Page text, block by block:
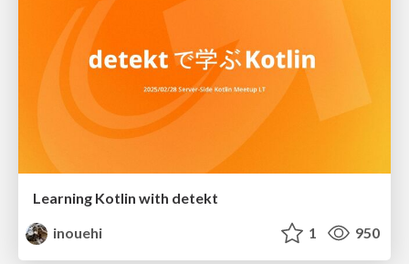
Learning Kotlin with detekt
inouehi
1 950